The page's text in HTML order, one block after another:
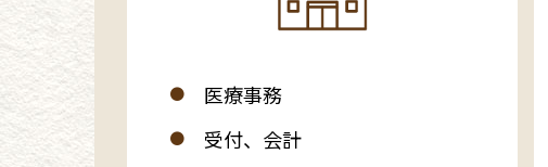
医療事務
受付、会計